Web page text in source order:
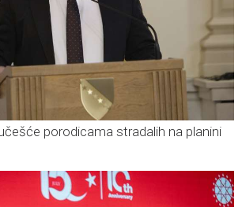
porodicama stradalih na planini